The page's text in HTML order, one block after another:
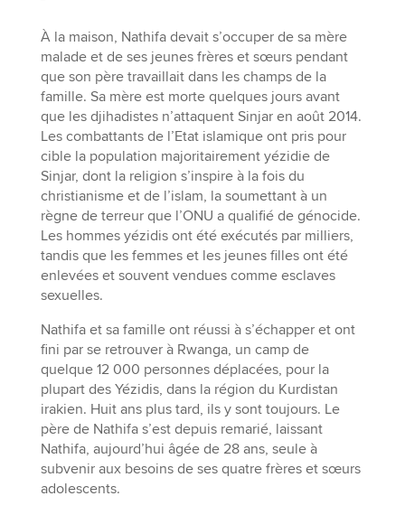
À la maison, Nathifa devait s’occuper de sa mère
malade et de ses jeunes frères et sœurs pendant
que son père travaillait dans les champs de la
famille. Sa mère est morte quelques jours avant
que les djihadistes n’attaquent Sinjar en août 2014.
Les combattants de l’Etat islamique ont pris pour
cible la population majoritairement yézidie de
Sinjar, dont la religion s’inspire à la fois du
christianisme et de l’islam, la soumettant à un
règne de terreur que l’ONU a qualifié de génocide.
Les hommes yézidis ont été exécutés par milliers,
tandis que les femmes et les jeunes filles ont été
enlevées et souvent vendues comme esclaves
sexuelles.
Nathifa et sa famille ont réussi à s’échapper et ont
fini par se retrouver à Rwanga, un camp de
quelque 12 000 personnes déplacées, pour la
plupart des Yézidis, dans la région du Kurdistan
irakien. Huit ans plus tard, ils y sont toujours. Le
père de Nathifa s’est depuis remarié, laissant
Nathifa, aujourd’hui âgée de 28 ans, seule à
subvenir aux besoins de ses quatre frères et sœurs
adolescents.